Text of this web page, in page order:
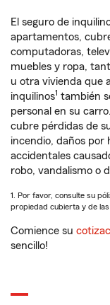
El seguro de
apartamentos,
computadoras,
muebles y ropa,
u otra vivienda que
inquilinos1 también
personal en su
cubre pérdidas de
incendio, daños por
accidentales
robo, vandalismo o
1. Por favor, consulte su
propiedad cubierta y de
Comience su
sencillo!